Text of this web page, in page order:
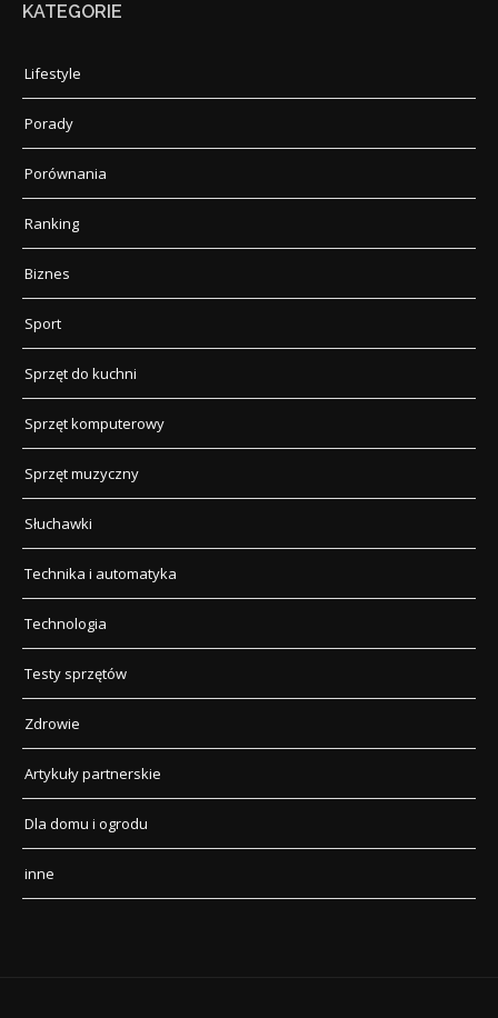
KATEGORIE
Lifestyle
Porady
Porównania
Ranking
Biznes
Sport
Sprzęt do kuchni
Sprzęt komputerowy
Sprzęt muzyczny
Słuchawki
Technika i automatyka
Technologia
Testy sprzętów
Zdrowie
Artykuły partnerskie
Dla domu i ogrodu
inne